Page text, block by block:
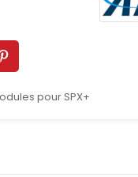
pour SPX+